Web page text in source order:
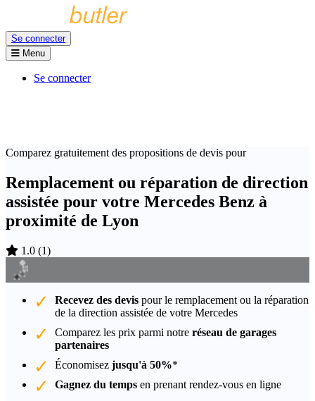
Se connecter
Menu
Se connecter
Comparez gratuitement des propositions de devis pour
Remplacement ou réparation de direction
assistée pour votre Mercedes Benz à
proximité de Lyon
1.0 (1)
Recevez des devis pour le remplacement ou la réparation
de la direction assistée de votre Mercedes
Comparez les prix parmi notre réseau de garages
partenaires
Économisez jusqu'à 50%*
Gagnez du temps en prenant rendez-vous en ligne